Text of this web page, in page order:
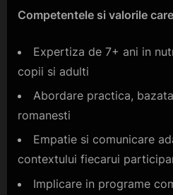
Competentele si valorile
Expertiza de 7+ ani in
copii si adulti
Abordare practica,
romanesti
Empatie si comunicare
contextului fiecarui
Implicare in programe